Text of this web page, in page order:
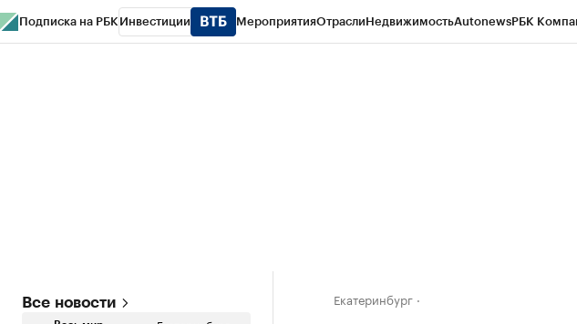
Подписка на РБК Инвестиции МероприятияОтраслиНедвижимостьAutonewsРБК
Все новости Екатеринбург